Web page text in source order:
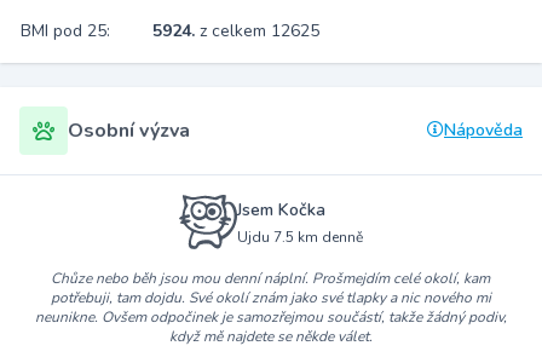
BMI pod 25:
5924. z celkem 12625
Osobní výzva Nápověda
Jsem Kočka
Ujdu 7.5 km denně
Chůze nebo běh jsou mou denní náplní. Prošmejdím celé okolí, kam
potřebuji, tam dojdu. Své okolí znám jako své tlapky a nic nového mi
neunikne. Ovšem odpočinek je samozřejmou součástí, takže žádný podiv,
když mě najdete se někde válet.